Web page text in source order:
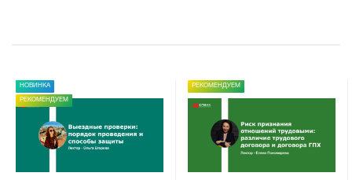
НОВИНКА
РЕКОМЕНДУЕМ
РЕКОМЕНДУЕМ